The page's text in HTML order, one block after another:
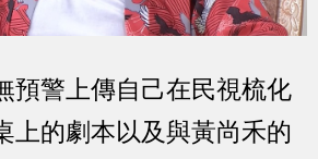
預警上傳自己在民視梳化
上的劇本以及與黃尚禾的